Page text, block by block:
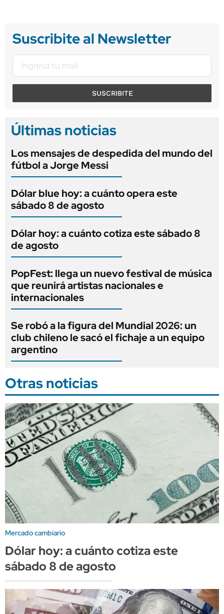
Suscribite al Newsletter
SUSCRIBITE
Últimas noticias
Los mensajes de despedida del mundo del
fútbol a Jorge Messi
Dólar blue hoy: a cuánto opera este
sábado 8 de agosto
Dólar hoy: a cuánto cotiza este sábado 8
de agosto
PopFest: llega un nuevo festival de música
que reunirá artistas nacionales e
internacionales
Se robó a la figura del Mundial 2026: un
club chileno le sacó el fichaje a un equipo
argentino
Otras noticias
Mercado cambiario
Dólar hoy: a cuánto cotiza este
sábado 8 de agosto